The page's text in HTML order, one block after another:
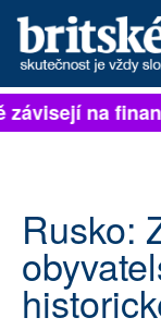
PŘIHLÁSIT
ARCHIV
ROZHOVORY
TÉMATA
na
Rusko: